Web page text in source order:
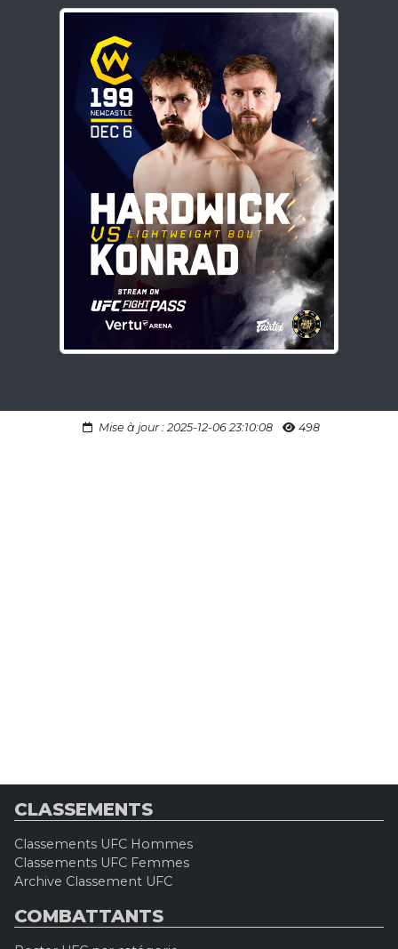
Mise à jour : 2025-12-06 23:10:08 498
CLASSEMENTS
Classements UFC Hommes
Classements UFC Femmes
Archive Classement UFC
COMBATTANTS